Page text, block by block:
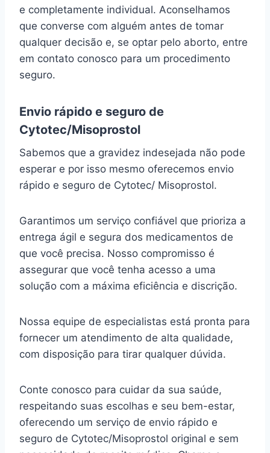
e completamente individual. Aconselhamos
que converse com alguém antes de tomar
qualquer decisão e, se optar pelo aborto, entre
em contato conosco para um procedimento
seguro.
Envio rápido e seguro de
Cytotec/Misoprostol
Sabemos que a gravidez indesejada não pode
esperar e por isso mesmo oferecemos envio
rápido e seguro de Cytotec/ Misoprostol.
Garantimos um serviço confiável que prioriza a
entrega ágil e segura dos medicamentos de
que você precisa. Nosso compromisso é
assegurar que você tenha acesso a uma
solução com a máxima eficiência e discrição.
Nossa equipe de especialistas está pronta para
fornecer um atendimento de alta qualidade,
com disposição para tirar qualquer dúvida.
Conte conosco para cuidar da sua saúde,
respeitando suas escolhas e seu bem-estar,
oferecendo um serviço de envio rápido e
seguro de Cytotec/Misoprostol original e sem